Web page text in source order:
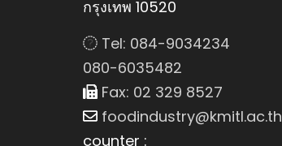
กรุงเทพ 10520
Tel: 084-9034234
080-6035482
Fax: 02 329 8527
foodindustry@kmitl.ac.th
counter :